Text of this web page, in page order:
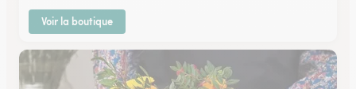
Voir la boutique